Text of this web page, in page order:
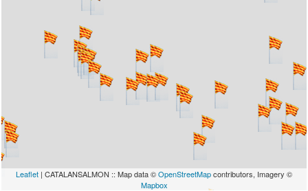
Leaflet | CATALANSALMON :: Map data ©OpenStreetMapcontributors, Imagery ©
Mapbox